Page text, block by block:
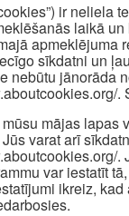
ir neliela
laikā
apmeklējuma
sīkdatni un
nebūtu jānorāda
mājas lapas
varat arī
var iestatīt
ikreiz,